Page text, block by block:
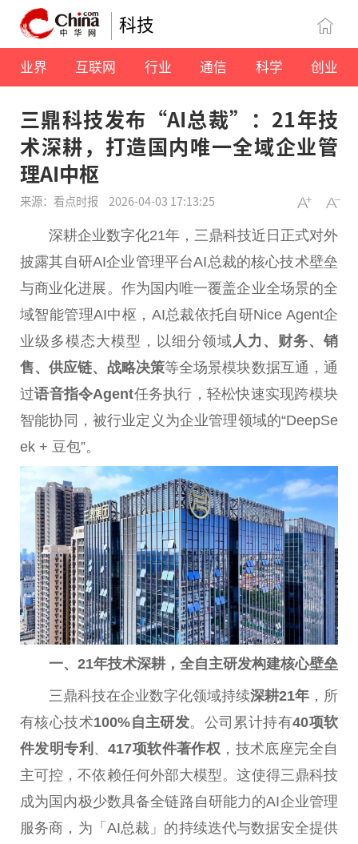
科技
业界 互联网 行业 通信 科学 创业
三鼎科技发布“AI总裁”：21年技
术深耕，打造国内唯一全域企业管
理AI中枢
来源：看点时报 2026-04-03 17:13:25
深耕企业数字化21年，三鼎科技近 日正式对外
披露其自研AI企业管理平台AI总裁的核心技术壁垒
与商业化进展 。作为国内唯一覆盖企业全场景的全
域智能管理AI中枢，AI总裁依托自研Nice Agent企
业级多模态大模型，以细分领域 人力、财务、销
售、供应链、战略决策等全场景模块数据互通，通
过语音指令Agent任务执行，轻松快速实现跨模块
智能协同，被行业定义为企业管理领域的“DeepSe
ek + 豆包”。
一、21年技术深耕，全自主研发构建核心壁垒
三鼎科技在企业数字化领域持续深耕21年 ，所
有核心技术100%自主研发。公司累计持有40项软
件发明专利 、417项软件著作权 ，技术底座完全自
主可控，不依赖任何外部大模型。这使得三鼎科技
成为国内极少数具备全链路自研能力的AI企业管理
服务商，为「AI总裁」的持续迭代与数据安全提供